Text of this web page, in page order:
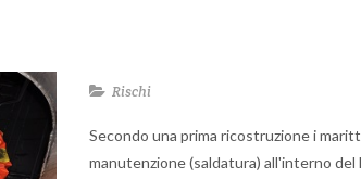
Rischi
Secondo una prima ricostruzione i
manutenzione (saldatura) all'interno del